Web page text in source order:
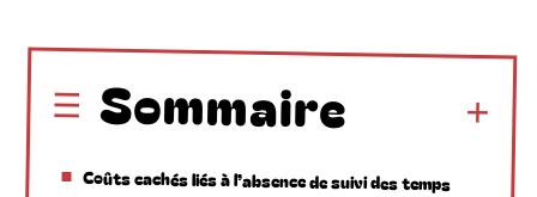
Sommaire
Coûts cachés liés à l’absence de suivi des temps